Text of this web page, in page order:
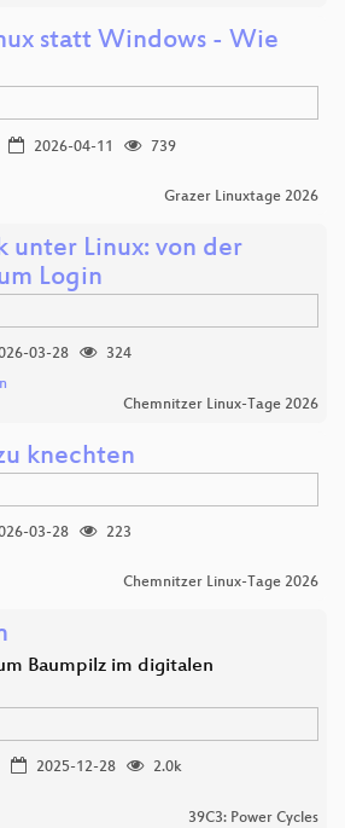
statt Windows - Wie
2026-04-11
739
Grazer Linuxtage 2026
unter Linux: von der
Login
03-28
324
Chemnitzer Linux-Tage 2026
knechten
03-28
223
Chemnitzer Linux-Tage 2026
Baumpilz im digitalen
2025-12-28
2.0k
39C3: Power Cycles